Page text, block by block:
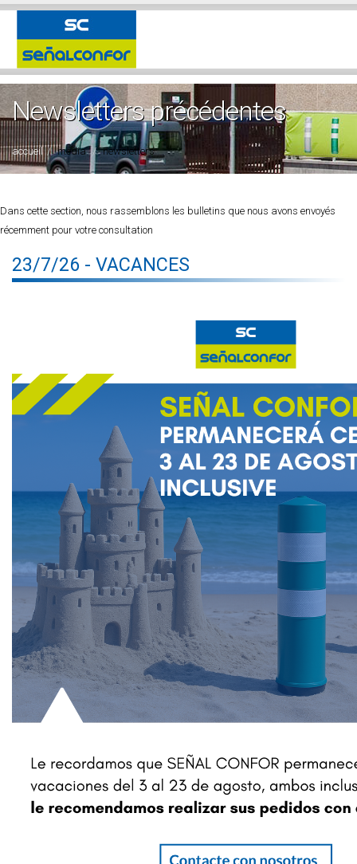
Newsletters précédentes
accueil media newsletters
Dans cette section, nous rassemblons les bulletins que nous avons envoyés
récemment pour votre consultation
23/7/26 - VACANCES